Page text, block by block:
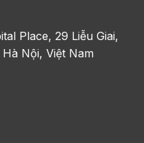
Place, 29 Liễu Giai,
Nội, Việt Nam